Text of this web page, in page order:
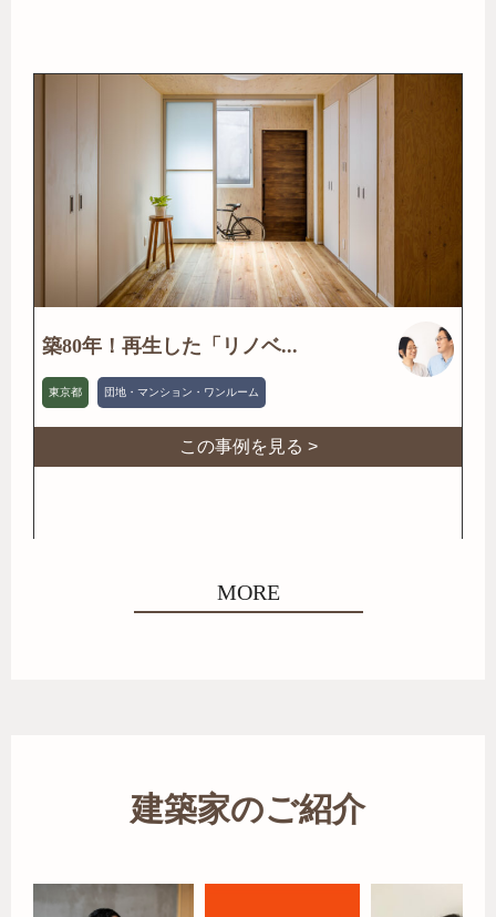
築80年！再生した「リノベ...
東京都 団地・マンション・ワンルーム
この事例を見る >
MORE
建築家のご紹介